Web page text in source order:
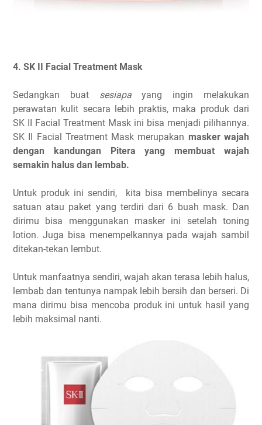
4. SK II Facial Treatment Mask
Sedangkan buat sesiapayang ingin melakukan
perawatan kulit secara lebih praktis, maka produk dari
SK II Facial Treatment Mask ini bisa menjadi pilihannya.
SK II Facial Treatment Mask merupakan masker wajah
dengan kandungan Pitera yang membuat wajah
semakin halus dan lembab.
Untuk produk ini sendiri, kita bisa membelinya secara
satuan atau paket yang terdiri dari 6 buah mask. Dan
dirimu bisa menggunakan masker ini setelah toning
lotion. Juga bisa menempelkannya pada wajah sambil
ditekan-tekan lembut.
Untuk manfaatnya sendiri, wajah akan terasa lebih halus,
lembab dan tentunya nampak lebih bersih dan berseri. Di
mana dirimu bisa mencoba produk ini untuk hasil yang
lebih maksimal nanti.